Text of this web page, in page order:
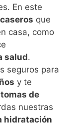
En este
que
casa, como
salud.
seguros para
y te
de
nuestras
hidratación